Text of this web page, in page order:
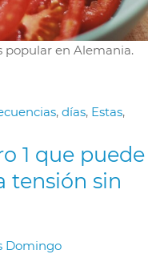
popular en Alemania.
, días, Estas,
1 que puede
tensión sin
Domingo